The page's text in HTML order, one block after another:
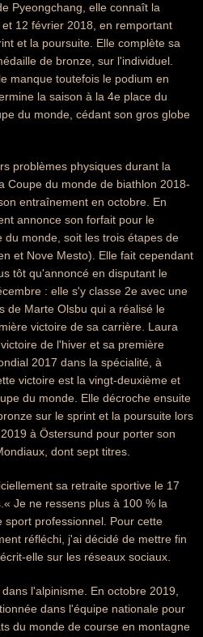
Pyeongchang, elle connaît la
12 février 2018, en remportant
et la poursuite. Elle complète sa
de bronze, sur l'individuel.
manque toutefois le podium en
la saison à la 4e place du
du monde, cédant son gros globe
problèmes physiques durant la
Coupe du monde de biathlon 2018-
entraînement en octobre. En
annonce son forfait pour le
du monde, soit les trois étapes de
et Nove Mesto). Elle fait cependant
tôt qu'annoncé en disputant le
: elle s'y classe 2e avec une
de Marte Olsbu qui a réalisé le
victoire de sa carrière. Laura
de l'hiver et sa première
2017 dans la spécialité, à
victoire est la vingt-deuxième et
du monde. Elle décroche ensuite
sur le sprint et la poursuite lors
à Östersund pour porter son
dont sept titres.
sa retraite sportive le 17
Je ne ressens plus à 100 % la
sport professionnel. Pour cette
réfléchi, j'ai décidé de mettre fin
elle sur les réseaux sociaux.
l'alpinisme. En octobre 2019,
dans l'équipe nationale pour
du monde de course en montagne